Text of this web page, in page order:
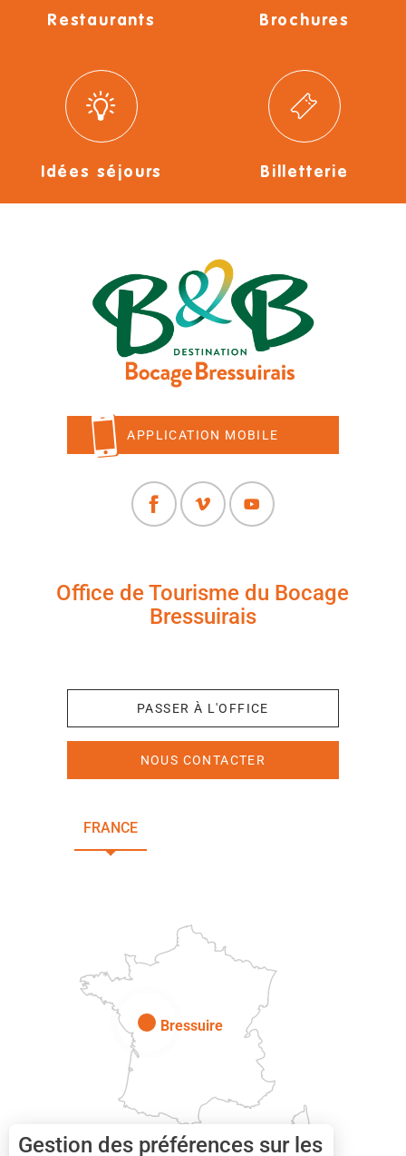
Restaurants Brochures
Idées séjours Billetterie
APPLICATION MOBILE
Office de Tourisme du Bocage
Bressuirais
PASSER À L'OFFICE
NOUS CONTACTER
FRANCE
Bressuire
Gestion des préférences sur les